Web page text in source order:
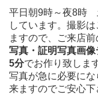
平日朝9時～夜8時
しています。撮影
ますので、ご来店
写真・証明写真画
5分でお作り致しま
写真が急に必要に
来ますのでご安心下